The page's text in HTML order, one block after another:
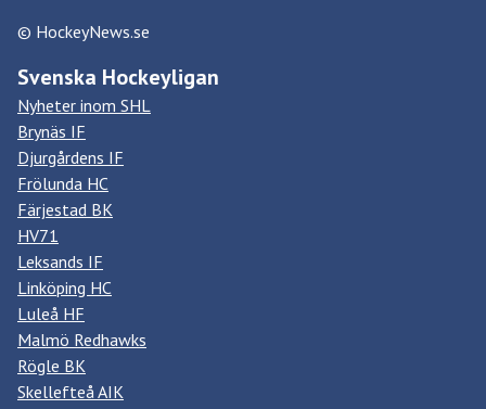
© HockeyNews.se
Svenska Hockeyligan
Nyheter inom SHL
Brynäs IF
Djurgårdens IF
Frölunda HC
Färjestad BK
HV71
Leksands IF
Linköping HC
Luleå HF
Malmö Redhawks
Rögle BK
Skellefteå AIK